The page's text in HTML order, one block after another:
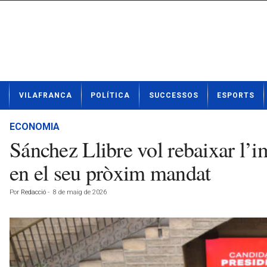
t
VILAFRANCA POLÍTICA SUCCESSOS ESPORTS
ECONOMIA
Sánchez Llibre vol rebaixar
en el seu pròxim mandat
Por Redacció - 8 de maig de 2026